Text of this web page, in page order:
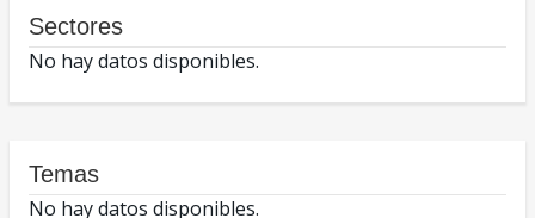
Sectores
No hay datos disponibles.
Temas
No hay datos disponibles.